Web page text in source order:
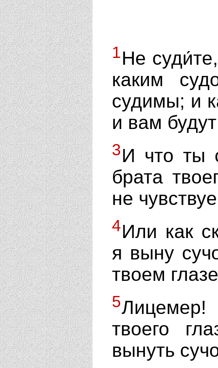
1Не
каким
судимы; и
и вам
3И что ты
брата
не
4Или как
я выну
твоем
5
твоего
вынуть